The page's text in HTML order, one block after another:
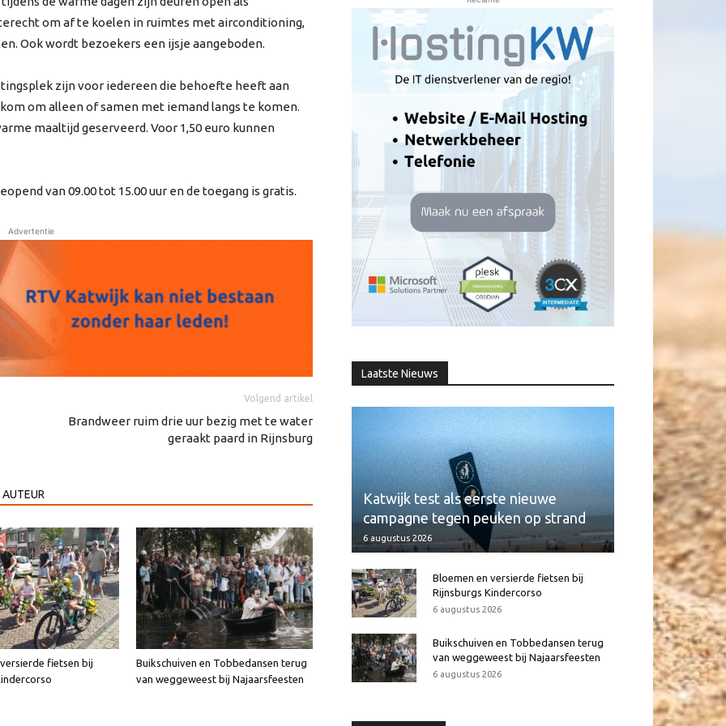
om af te koelen in ruimtes met airconditioning,
Ook wordt bezoekers een ijsje aangeboden.
zijn voor iedereen die behoefte heeft aan
om alleen of samen met iemand langs te komen.
maaltijd geserveerd. Voor 1,50 euro kunnen
van 09.00 tot 15.00 uur en de toegang is gratis.
Advertentie
Volgend artikel
Brandweer ruim drie uur bezig met te water
geraakt paard in Rijnsburg
fietsen bij
Buikschuiven en Tobbedansen terug
van weggeweest bij Najaarsfeesten
Laatste Nieuws
Katwijk test als eerste nieuwe
campagne tegen peuken op strand
6 augustus 2026
Bloemen en versierde fietsen bij
Rijnsburgs Kindercorso
6 augustus 2026
Buikschuiven en Tobbedansen terug
van weggeweest bij Najaarsfeesten
6 augustus 2026